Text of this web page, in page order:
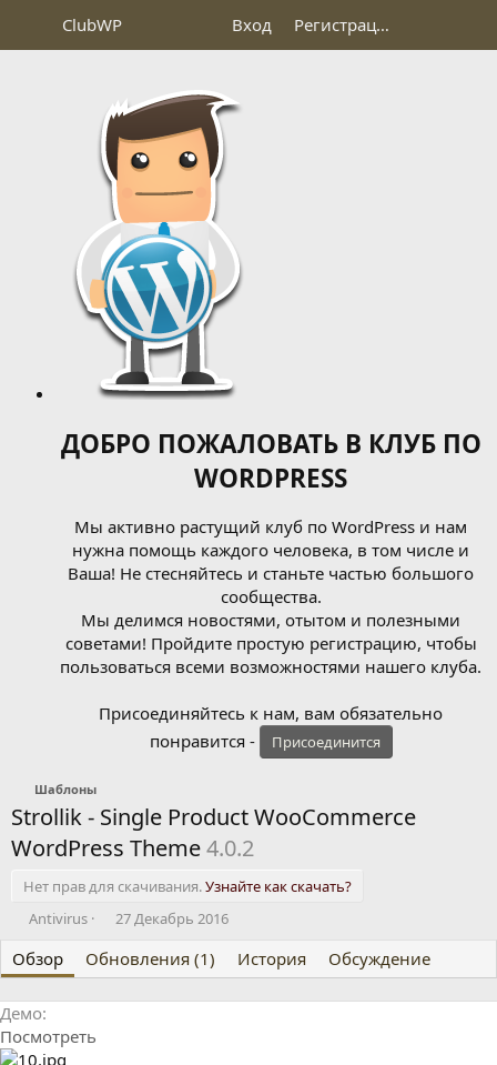
ClubWP Вход Регистрация
ДОБРО ПОЖАЛОВАТЬ В КЛУБ ПО
WORDPRESS
Мы активно растущий клуб по WordPress и нам
нужна помощь каждого человека, в том числе и
Ваша! Не стесняйтесь и станьте частью большого
сообщества.
Мы делимся новостями, отытом и полезными
советами! Пройдите простую регистрацию, чтобы
пользоваться всеми возможностями нашего клуба.
Присоединяйтесь к нам, вам обязательно
понравится -
Присоединится
Шаблоны
Strollik - Single Product WooCommerce
WordPress Theme4.0.2
Нет прав для скачивания.Узнайте как скачать?
А
т
о
р
Antivirus
Д
т
а
с
27 Декабрь 2016
Обзор Обновления (1) История Обсуждение
Демо
Посмотреть